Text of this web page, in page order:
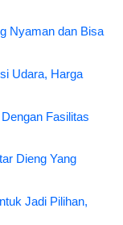
Nyaman dan Bisa
Udara, Harga
Fasilitas
Dieng Yang
Jadi Pilihan,